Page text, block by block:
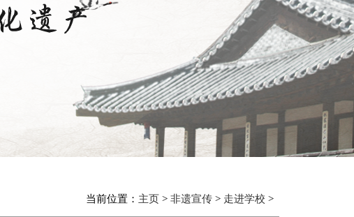
当前位置： 主页 > 非遗宣传 > 走进学校 >